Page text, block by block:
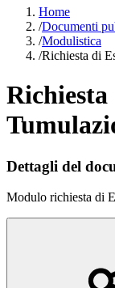
Home
/Documenti
/Modulistica
/Richiesta di
Dettagli del
Modulo richiesta di